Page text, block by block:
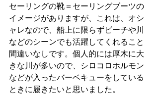
セーリングの靴＝セーリングブーツの
イメージがありますが、これは、オシ
ャレなので、船上に限らずビーチや川
などのシーンでも活躍してくれること
間違いなしです。個人的には厚木に大
きな川が多いので、シロコロホルモン
などが入ったバーベキューをしている
ときに履きたいと思いました。